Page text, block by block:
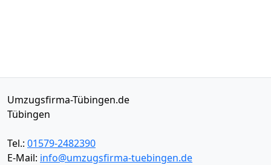
Umzugsfirma-Tübingen.de
Tübingen
Tel.: 01579-2482390
E-Mail: info@umzugsfirma-tuebingen.de